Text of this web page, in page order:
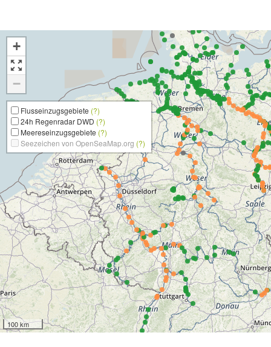
+
−
Flusseinzugsgebiete (?)
24h Regenradar DWD (?)
Meereseinzugsgebiete (?)
Seezeichen von OpenSeaMap.org (?)
100 km